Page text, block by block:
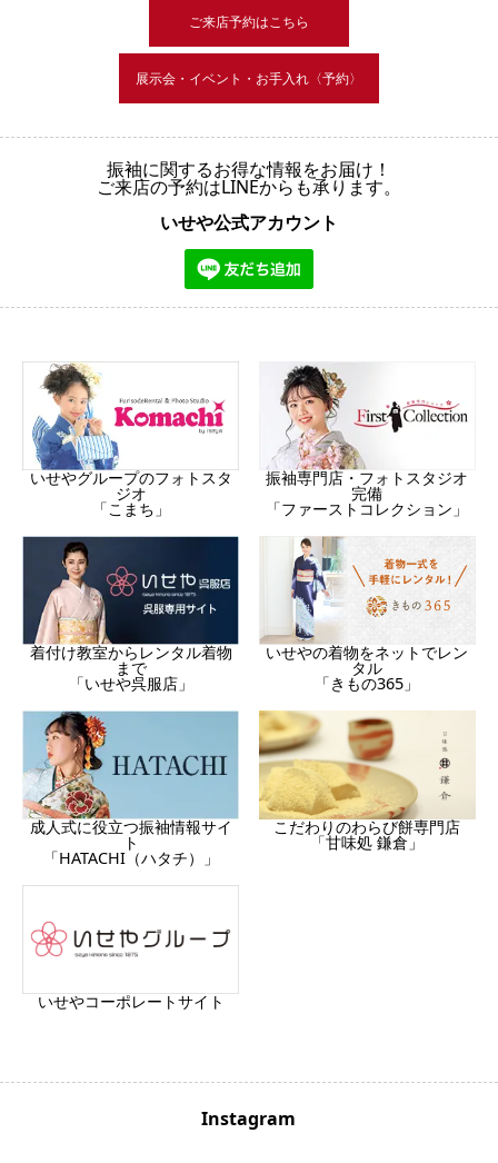
ご来店予約はこちら
展示会・イベント・お手入れ〈予約〉
振袖に関するお得な情報をお届け！
ご来店の予約はLINEからも承ります。
いせや公式アカウント
いせやグループのフォトスタ
ジオ
「こまち」
振袖専門店・フォトスタジオ
完備
「ファーストコレクション」
着付け教室からレンタル着物
まで
「いせや呉服店」
いせやの着物をネットでレン
タル
「きもの365」
成人式に役立つ振袖情報サイ
ト
「HATACHI（ハタチ）」
こだわりのわらび餅専門店
「甘味処 鎌倉」
いせやコーポレートサイト
Instagram